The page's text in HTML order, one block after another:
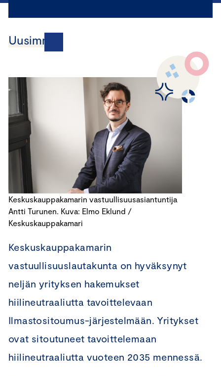
Uusimmat
Keskuskauppakamarin vastuullisuusasiantuntija
Antti Turunen. Kuva: Elmo Eklund /
Keskuskauppakamari
Keskuskauppakamarin
vastuullisuuslautakunta on hyväksynyt
neljän yrityksen hakemukset
hiilineutraaliutta tavoittelevaan
Ilmastositoumus-järjestelmään. Yritykset
ovat sitoutuneet tavoittelemaan
hiilineutraaliutta vuoteen 2035 mennessä.